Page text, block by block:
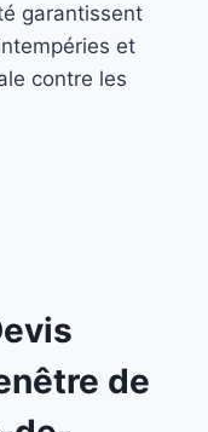
garantissent
et
contre les
de